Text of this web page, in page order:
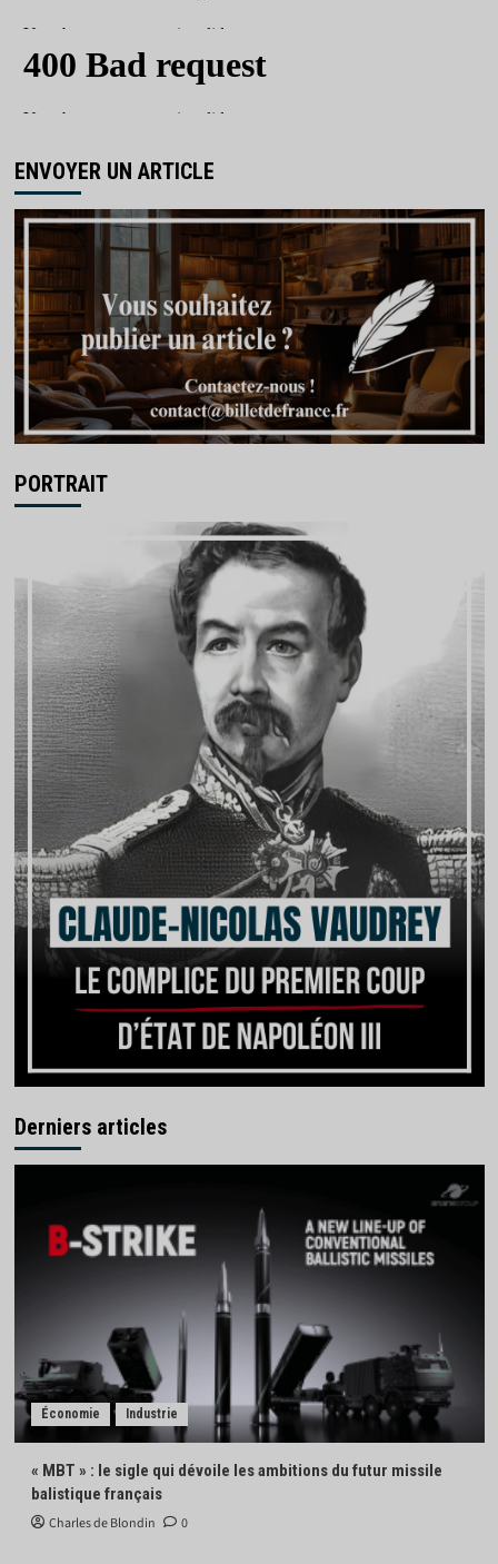
ENVOYER UN ARTICLE
PORTRAIT
Derniers articles
Économie Industrie
« MBT » : le sigle qui dévoile les ambitions du futur missile
balistique français
Charles de Blondin 0